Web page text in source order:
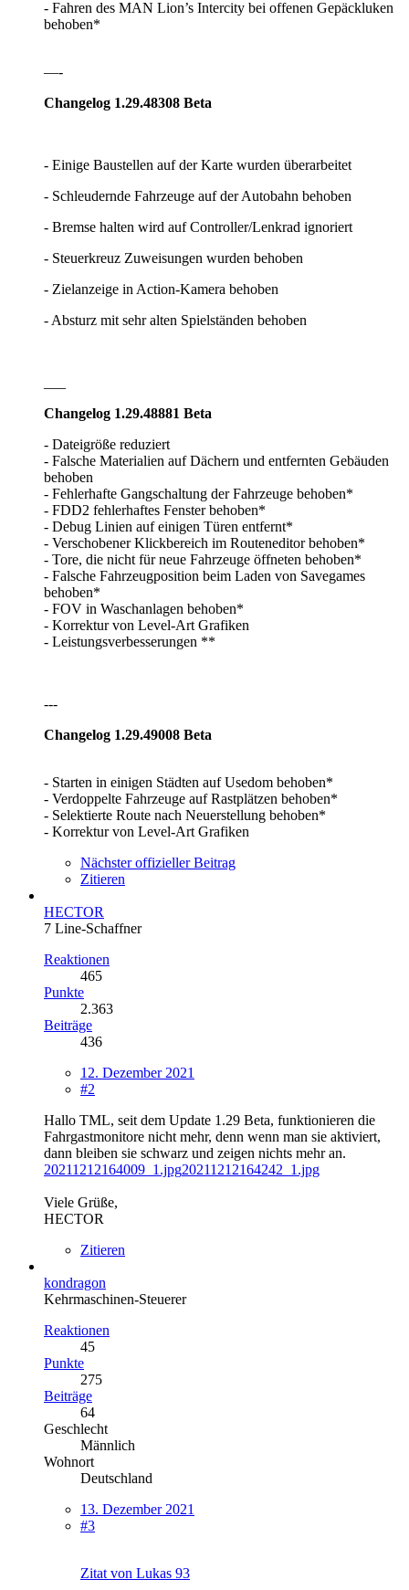
- Fahren des MAN Lion’s Intercity bei offenen Gepäckluken
behoben*
—-
Changelog 1.29.48308 Beta
- Einige Baustellen auf der Karte wurden überarbeitet
- Schleudernde Fahrzeuge auf der Autobahn behoben
- Bremse halten wird auf Controller/Lenkrad ignoriert
- Steuerkreuz Zuweisungen wurden behoben
- Zielanzeige in Action-Kamera behoben
- Absturz mit sehr alten Spielständen behoben
Changelog 1.29.48881 Beta
- Dateigröße reduziert
- Falsche Materialien auf Dächern und entfernten Gebäuden
behoben
- Fehlerhafte Gangschaltung der Fahrzeuge behoben*
- FDD2 fehlerhaftes Fenster behoben*
- Debug Linien auf einigen Türen entfernt*
- Verschobener Klickbereich im Routeneditor behoben*
- Tore, die nicht für neue Fahrzeuge öffneten behoben*
- Falsche Fahrzeugposition beim Laden von Savegames
behoben*
- FOV in Waschanlagen behoben*
- Korrektur von Level-Art Grafiken
- Leistungsverbesserungen **
---
Changelog 1.29.49008 Beta
- Starten in einigen Städten auf Usedom behoben*
- Verdoppelte Fahrzeuge auf Rastplätzen behoben*
- Selektierte Route nach Neuerstellung behoben*
- Korrektur von Level-Art Grafiken
Nächster offizieller Beitrag
Zitieren
HECTOR
7 Line-Schaffner
Reaktionen
465
Punkte
2.363
Beiträge
436
12. Dezember 2021
#2
Hallo TML, seit dem Update 1.29 Beta, funktionieren die
Fahrgastmonitore nicht mehr, denn wenn man sie aktiviert,
dann bleiben sie schwarz und zeigen nichts mehr an.
20211212164009_1.jpg20211212164242_1.jpg
Viele Grüße,
HECTOR
Zitieren
kondragon
Kehrmaschinen-Steuerer
Reaktionen
45
Punkte
275
Beiträge
64
Geschlecht
Männlich
Wohnort
Deutschland
13. Dezember 2021
#3
Zitat von Lukas 93